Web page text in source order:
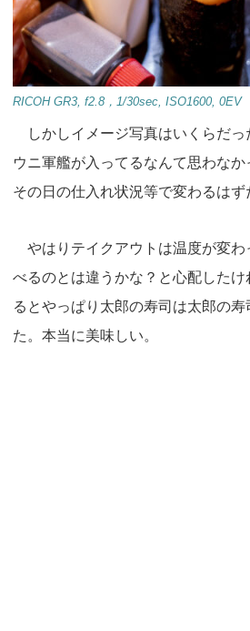
RICOH GR3, f2.8，1/30sec, ISO1600, 0EV
しかしイメージ写真はいくらだっ
ウニ軍艦が入ってるなんて思わな
その日の仕入れ状況等で変わるはず
やはりテイクアウトは温度が変わ
べるのとは違うかな？と心配した
るとやっぱり太郎の寿司は太郎の
た。本当に美味しい。